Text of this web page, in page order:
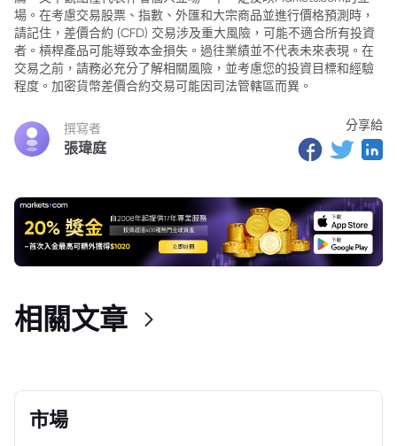
場。在考慮交易股票、指數、外匯和大宗商品並進行價格預測時，
請記住，差價合約 (CFD) 交易涉及重大風險，可能不適合所有投資
者。槓桿產品可能導致本金損失。過往業績並不代表未來表現。在
交易之前，請務必充分了解相關風險，並考慮您的投資目標和經驗
程度。加密貨幣差價合約交易可能因司法管轄區而異。
撰寫者
張瑋庭
分享給
市場
相關文章